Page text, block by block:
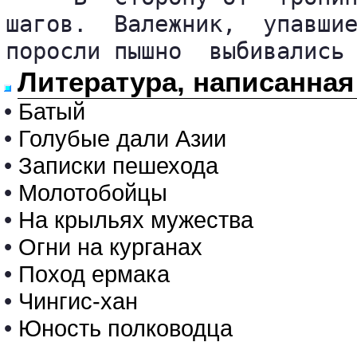
шагов.  Валежник,
поросли пышно
Литература,
• Батый
• Голубые дали Азии
• Записки пешехода
• Молотобойцы
• На крыльях мужества
• Огни на курганах
• Поход ермака
• Чингис-хан
• Юность полководца